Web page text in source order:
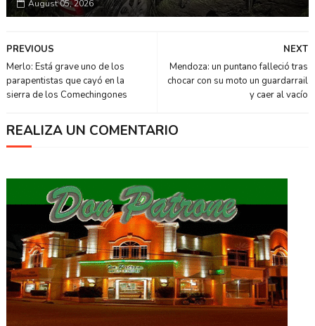
August 05, 2026
NEXT
Mendoza: un puntano falleció tras
chocar con su moto un guardarrail
y caer al vacío
PREVIOUS
Merlo: Está grave uno de los
parapentistas que cayó en la
sierra de los Comechingones
REALIZA UN COMENTARIO